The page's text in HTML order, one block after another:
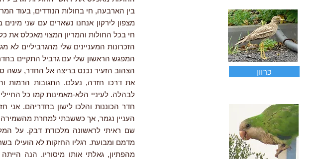
בין הארבעה, חי בחולות הנודדים, בעוד
מצפון לירקון אנחנו נשארים עם שני
חי בכל החולות והמריון המצוי מאכלס את
הזכרונות המעניינים שלי מהגרביליים לא
המפגש הראשון שלי עם גרביל התקיים
הצהוב הזעיר נכנס בריצה אל החדר, עשה
את דרכו חזרה, נעלם. התגובות הרמות
לבהלה. לעיניי הלא-מאמינות קמו כל
חדר הכוננות והלכו לישון בחדריהם.
העניין נגמר, אך כששבתי למחרת
שם ראיתי לראשונה מלכודת דבק. על
מדמם ומבועת. רגליו החזקות לא הועילו
מהפתיון, גאלתי אותו מיסוריו. הנה
כרוון